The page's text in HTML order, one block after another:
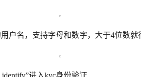
户名，支持字母和数字，大于4位数就